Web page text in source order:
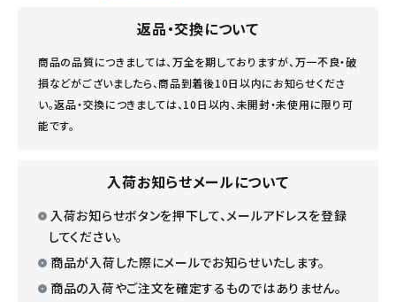
返品・交換について
商品の品質につきましては、万全を期しておりますが、万一不良・破
損などがございましたら、商品到着後10日以内にお知らせくださ
い。返品・交換につきましては、10日以内、未開封・未使用に限り可
能です。
入荷お知らせメールについて
入荷お知らせボタンを押下して、メールアドレスを登録
してください。
商品が入荷した際にメールでお知らせいたします。
商品の入荷やご注文を確定するものではありません。